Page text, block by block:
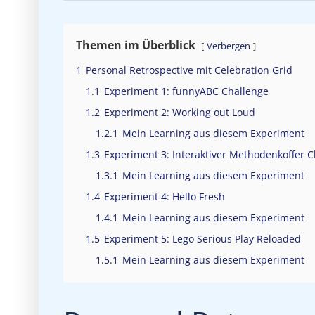
Themen im Überblick Verbergen
1 Personal Retrospective mit Celebration Grid
1.1 Experiment 1: funnyABC Challenge
1.2 Experiment 2: Working out Loud
1.2.1 Mein Learning aus diesem Experiment
1.3 Experiment 3: Interaktiver Methodenkoffer
1.3.1 Mein Learning aus diesem Experiment
1.4 Experiment 4: Hello Fresh
1.4.1 Mein Learning aus diesem Experiment
1.5 Experiment 5: Lego Serious Play Reloaded
1.5.1 Mein Learning aus diesem Experiment